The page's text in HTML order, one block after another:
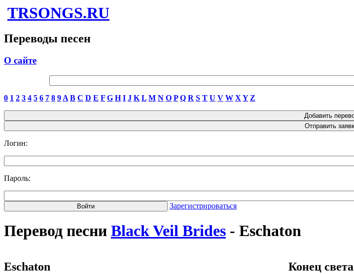
TRSONGS.RU
Переводы песен
О сайте
0 1 2 3 4 5 6 7 8 9 A B C D E F G H I J K L M N O P Q R S T U V W X Y Z
Логин:
Пароль:
Зарегистрироваться
Перевод песни Black Veil Brides - Eschaton
Eschaton Конец света